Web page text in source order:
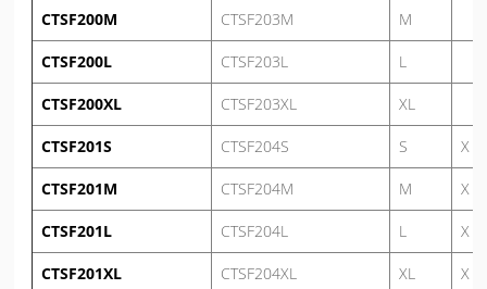
CTSF200M CTSF203M M
CTSF200L CTSF203L L
CTSF200XL CTSF203XL XL
CTSF201S CTSF204S S X
CTSF201M CTSF204M M X
CTSF201L CTSF204L L X
CTSF201XL CTSF204XL XL X